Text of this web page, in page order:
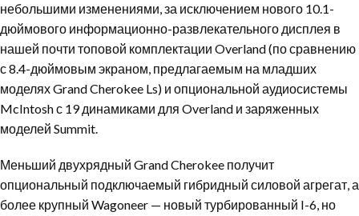
небольшими изменениями, за исключением нового 10.1-
дюймового информационно-развлекательного дисплея в
нашей почти топовой комплектации Overland (по сравнению
с 8.4-дюймовым экраном, предлагаемым на младших
моделях Grand Cherokee Ls) и опциональной аудиосистемы
McIntosh с 19 динамиками для Overland и заряженных
моделей Summit.
Меньший двухрядный Grand Cherokee получит
опциональный подключаемый гибридный силовой агрегат, а
более крупный Wagoneer — новый турбированный I-6, но